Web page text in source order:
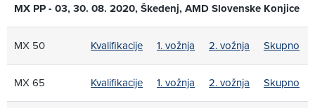
MX PP - 03, 30. 08. 2020, Škedenj, AMD Slovenske Konjice
MX 50 Kvalifikacije 1. vožnja 2. vožnja Skupno
MX 65 Kvalifikacije 1. vožnja 2. vožnja Skupno